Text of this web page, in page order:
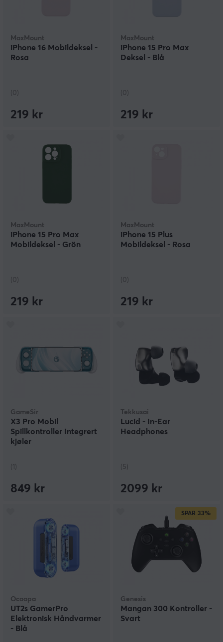
MaxMount
iPhone 16 Mobildeksel -
Rosa
(0)
219 kr
MaxMount
iPhone 15 Pro Max
Deksel - Blå
(0)
219 kr
MaxMount
iPhone 15 Pro Max
Mobildeksel - Grön
(0)
219 kr
MaxMount
iPhone 15 Plus
Mobildeksel - Rosa
(0)
219 kr
GameSir
X3 Pro Mobil
Spillkontroller Integrert
kjøler
(1)
849 kr
Tekkusai
Lucid - In-Ear
Headphones
(5)
2099 kr
Ocoopa
UT2s GamerPro
Elektronisk Håndvarmer
- Blå
SPAR 33%
Genesis
Mangan 300 Kontroller -
Svart